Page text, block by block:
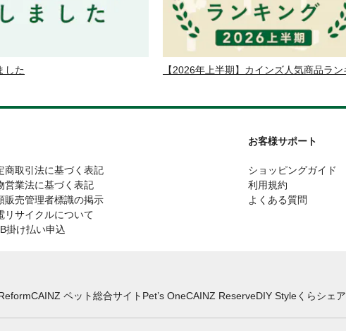
した 【2026年上半期】カインズ人気商品ラ
商取引法に基づく表記
営業法に基づく表記
販売管理者標識の掲示
リサイクルについて
掛け払い申込
お客様サポート
ショッピングガイド
利用規約
よくある質問
CAINZ ペット総合サイト Pet’s OneCAINZ ReserveDIY Styleくらシェア